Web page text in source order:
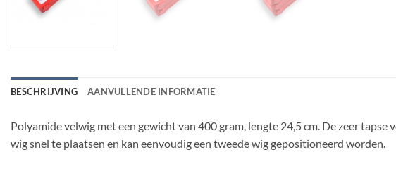
BESCHRIJVING AANVULLENDE INFORMATIE
Polyamide velwig met een gewicht van 400 gram, lengte 24,5 cm. De zeer
wig snel te plaatsen en kan eenvoudig een tweede wig gepositioneerd worden.